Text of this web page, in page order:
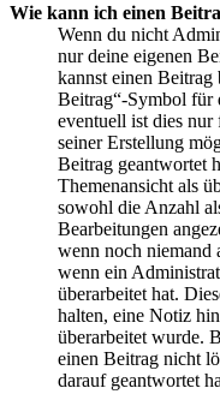
Wie kann ich einen
Wenn du nicht
nur deine eigenen
kannst einen Beitrag
Beitrag“-Symbol für
eventuell ist dies nur
seiner Erstellung
Beitrag geantwortet
Themenansicht als
sowohl die Anzahl
Bearbeitungen
wenn noch niemand
wenn ein
überarbeitet hat.
halten, eine Notiz
überarbeitet wurde.
einen Beitrag nicht
darauf geantwortet